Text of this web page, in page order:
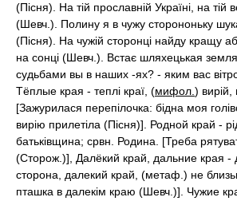
(Пісня). На тій прославній Україні, на тій
(Шевч.). Полину я в чужу сторононьку
(Пісня). На чужій сторонці найду кращу
на сонці (Шевч.). Встає шляхецькая
судьбами вы в наших -ях? - яким вас
Тёплые края - теплі краї, (мифол. ) вирій,
[Зажурилася перепілочка: бідна моя
вирію прилетіла (Пісня)]. Родной край -
батьківщина; срвн. Родина. [Треба
(Сторож.)], Далёкий край, дальние края -
сторона, далекий край, (метаф.) не
пташка в далекім краю (Шевч.)]. Чужие